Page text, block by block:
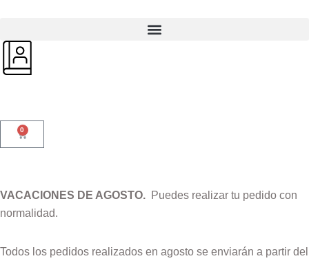
0
VACACIONES DE AGOSTO. Puedes realizar tu pedido con
normalidad.
Todos los pedidos realizados en agosto se enviarán a partir del